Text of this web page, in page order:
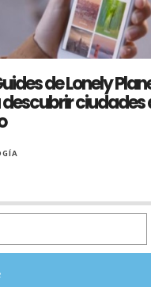
de Lonely
ciudades